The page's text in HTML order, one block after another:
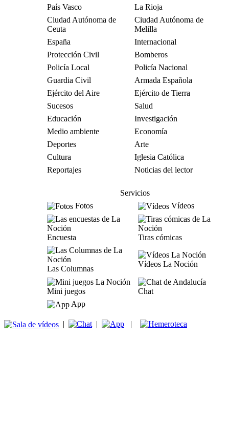
País Vasco
La Rioja
Ciudad Autónoma de
Ceuta
Ciudad Autónoma de
Melilla
España
Internacional
Protección Civil
Bomberos
Policía Local
Policía Nacional
Guardia Civil
Armada Española
Ejército del Aire
Ejército de Tierra
Sucesos
Salud
Educación
Investigación
Medio ambiente
Economía
Deportes
Arte
Cultura
Iglesia Católica
Reportajes
Noticias del lector
Servicios
Fotos
Vídeos
Encuesta Tiras cómicas
Las Columnas
Vídeos La Noción
Mini juegos
Chat
App
| | |